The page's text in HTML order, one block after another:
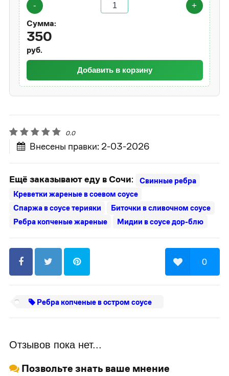
-
+
Сумма:
350
руб.
Добавить в корзину
0.0
Внесены правки: 2-03-2026
Ещё заказывают еду в Сочи:
Свинные ребра
Креветки жареные в соевом соусе
Спаржа в соусе терияки
Биточки в сливочном соусе
Ребра копченые жареные
Мидии в соусе дор-блю
0
Ребра копченые в остром соусе
Отзывов пока нет...
Позвольте знать ваше мнение